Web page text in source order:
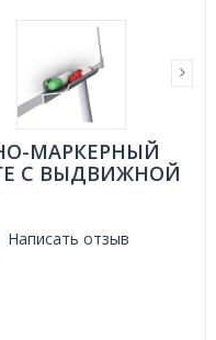
МАРКЕРНЫЙ
С ВЫДВИЖНОЙ
Написать отзыв